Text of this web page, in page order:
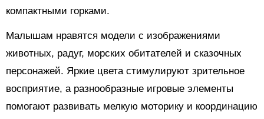
компактными горками.
Малышам нравятся модели с изображениями
животных, радуг, морских обитателей и сказочных
персонажей. Яркие цвета стимулируют зрительное
восприятие, а разнообразные игровые элементы
помогают развивать мелкую моторику и координацию